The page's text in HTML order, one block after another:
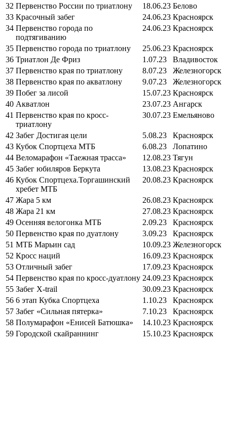
32 Первенство России по триатлону 18.06.23 Белово
33 Красочный забег 24.06.23 Красноярск
34 Первенство города по
подтягиванию
24.06.23 Красноярск
35 Первенство города по триатлону 25.06.23 Красноярск
36 Триатлон Де Фриз 1.07.23
Владивосток
37 Первенство края по триатлону 8.07.23
Железногорск
38 Первенство края по акватлону 9.07.23
Железногорск
39 Побег за лисой 15.07.23 Красноярск
40 Акватлон 23.07.23 Ангарск
41 Первенство края по кросс-
триатлону
30.07.23 Емельяново
42 Забег Достигая цели 5.08.23
Красноярск
43 Кубок Спортцеха МТБ 6.08.23
Лопатино
44 Веломарафон «Таежная трасса» 12.08.23 Тягун
45 Забег юбиляров Беркута 13.08.23 Красноярск
46 Кубок Спортцеха.Торгашинский
хребет МТБ
20.08.23 Красноярск
47 Жара 5 км 26.08.23 Красноярск
48 Жара 21 км 27.08.23 Красноярск
49 Осенняя велогонка МТБ 2.09.23
Красноярск
50 Первенство края по дуатлону 3.09.23
Красноярск
51 МТБ Марьин сад 10.09.23 Железногорск
52 Кросс наций 16.09.23 Красноярск
53 Отличный забег 17.09.23 Красноярск
54 Первенство края по кросс-дуатлону 24.09.23 Красноярск
55 Забег X-trail 30.09.23 Красноярск
56 6 этап Кубка Спортцеха 1.10.23
Красноярск
57 Забег «Сильная пятерка» 7.10.23
Красноярск
58 Полумарафон «Енисей Батюшка» 14.10.23 Красноярск
59 Городской скайраннинг 15.10.23 Красноярск